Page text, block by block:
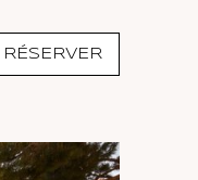
RÉSERVER